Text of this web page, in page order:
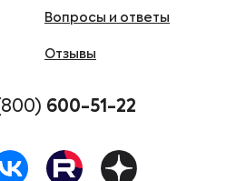
Вопросы и ответы
Отзывы
600-51-22